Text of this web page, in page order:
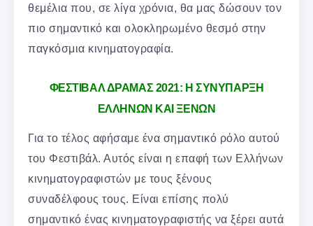
θεμέλια που, σε λίγα χρόνια, θα μας δώσουν τον
πιο σημαντικό και ολοκληρωμένο θεσμό στην
παγκόσμια κινηματογραφία.
ΦΕΣΤΙΒΑΛ ΔΡΑΜΑΣ 2021: Η ΣΥΝΥΠΑΡΞΗ
ΕΛΛΗΝΩΝ ΚΑΙ ΞΕΝΩΝ
Για το τέλος αφήσαμε ένα σημαντικό ρόλο αυτού
του Φεστιβάλ. Αυτός είναι η επαφή των Ελλήνων
κινηματογραφιστών με τους ξένους
συναδέλφους τους. Είναι επίσης πολύ
σημαντικό ένας κινηματογραφιστής να ξέρει αυτά